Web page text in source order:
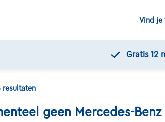
Vind je
Gratis 12
resultaten
geen Mercedes-